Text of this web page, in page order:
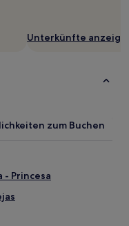
Unterkünfte
zum Buchen
- Princesa